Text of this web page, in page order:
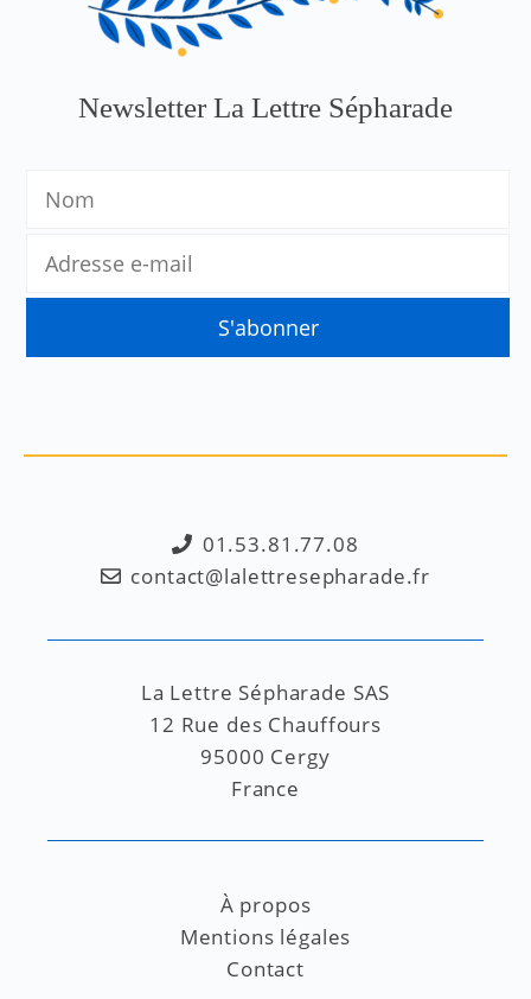
Newsletter La Lettre Sépharade
01.53.81.77.08
contact@lalettresepharade.fr
La Lettre Sépharade SAS
12 Rue des Chauffours
95000 Cergy
France
À propos
Mentions légales
Contact